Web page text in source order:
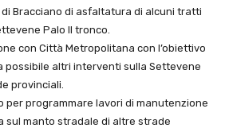
Bracciano di asfaltatura di alcuni tratti
Palo II tronco.
con Città Metropolitana con l’obiettivo
possibile altri interventi sulla Settevene
provinciali.
per programmare lavori di manutenzione
sul manto stradale di altre strade